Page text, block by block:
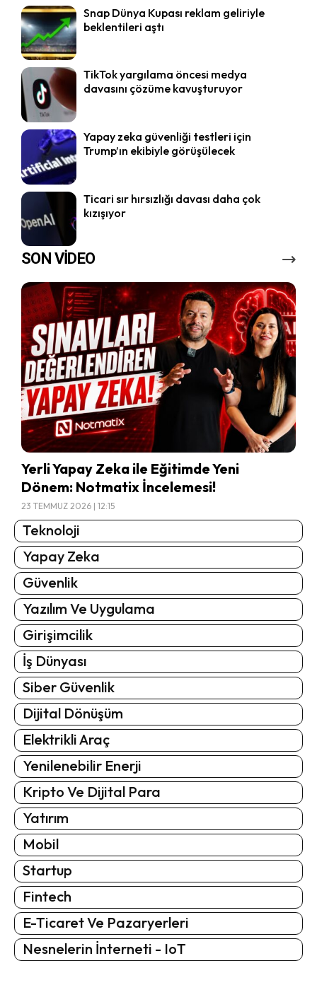
Snap Dünya Kupası reklam geliriyle
beklentileri aştı
TikTok yargılama öncesi medya
davasını çözüme kavuşturuyor
Yapay zeka güvenliği testleri için
Trump’ın ekibiyle görüşülecek
Ticari sır hırsızlığı davası daha çok
kızışıyor
SON VİDEO
Yerli Yapay Zeka ile Eğitimde Yeni
Dönem: Notmatix İncelemesi!
23 TEMMUZ 2026 | 12:15
Teknoloji
Yapay Zeka
Güvenlik
Yazılım Ve Uygulama
Girişimcilik
İş Dünyası
Siber Güvenlik
Dijital Dönüşüm
Elektrikli Araç
Yenilenebilir Enerji
Kripto Ve Dijital Para
Yatırım
Mobil
Startup
Fintech
E-Ticaret Ve Pazaryerleri
Nesnelerin İnterneti - IoT